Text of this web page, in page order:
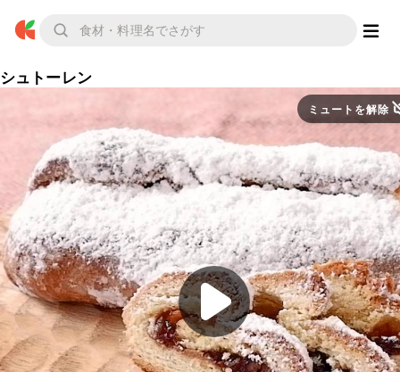
シュトーレン
ミュートを解除